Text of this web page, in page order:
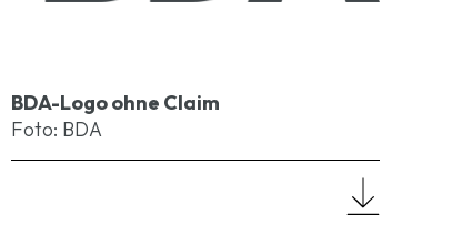
BDA-Logo ohne Claim
Foto: BDA